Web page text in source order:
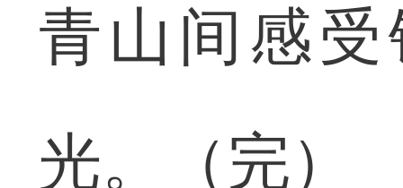
青山间感
光。（完）